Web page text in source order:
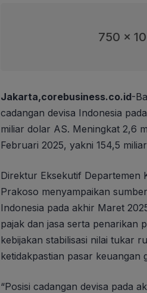
750 x
Jakarta,corebusiness.co.id-
cadangan devisa Indonesia
miliar dolar AS. Meningkat 2,6
Februari 2025, yakni 154,5
Direktur Eksekutif Departemen
Prakoso menyampaikan
Indonesia pada akhir Maret
pajak dan jasa serta penarikan
kebijakan stabilisasi nilai tukar
ketidakpastian pasar keuangan
“Posisi cadangan devisa pada